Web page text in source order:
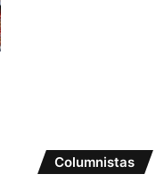
Columnistas